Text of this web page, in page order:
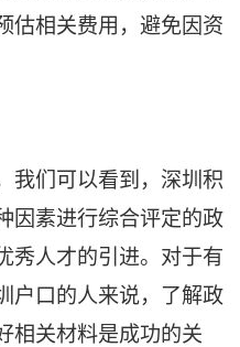
估相关费用，避免因资
我们可以看到，深圳积
因素进行综合评定的政
秀人才的引进。对于有
户口的人来说，了解政
相关材料是成功的关